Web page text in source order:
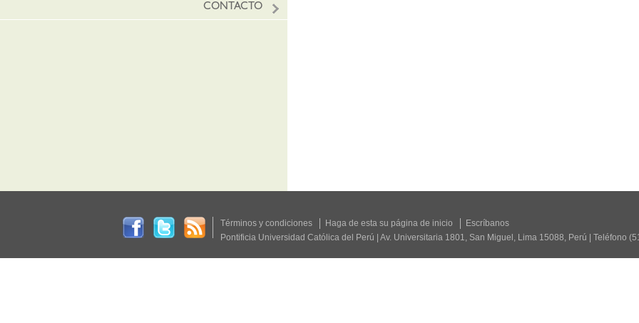
CONTACTO
Términos y condiciones Haga de esta su página de inicio
Escríbanos
Pontificia Universidad Católica del Perú | Av. Universitaria 1801, San Miguel, Lima 15088, Perú | Teléfono